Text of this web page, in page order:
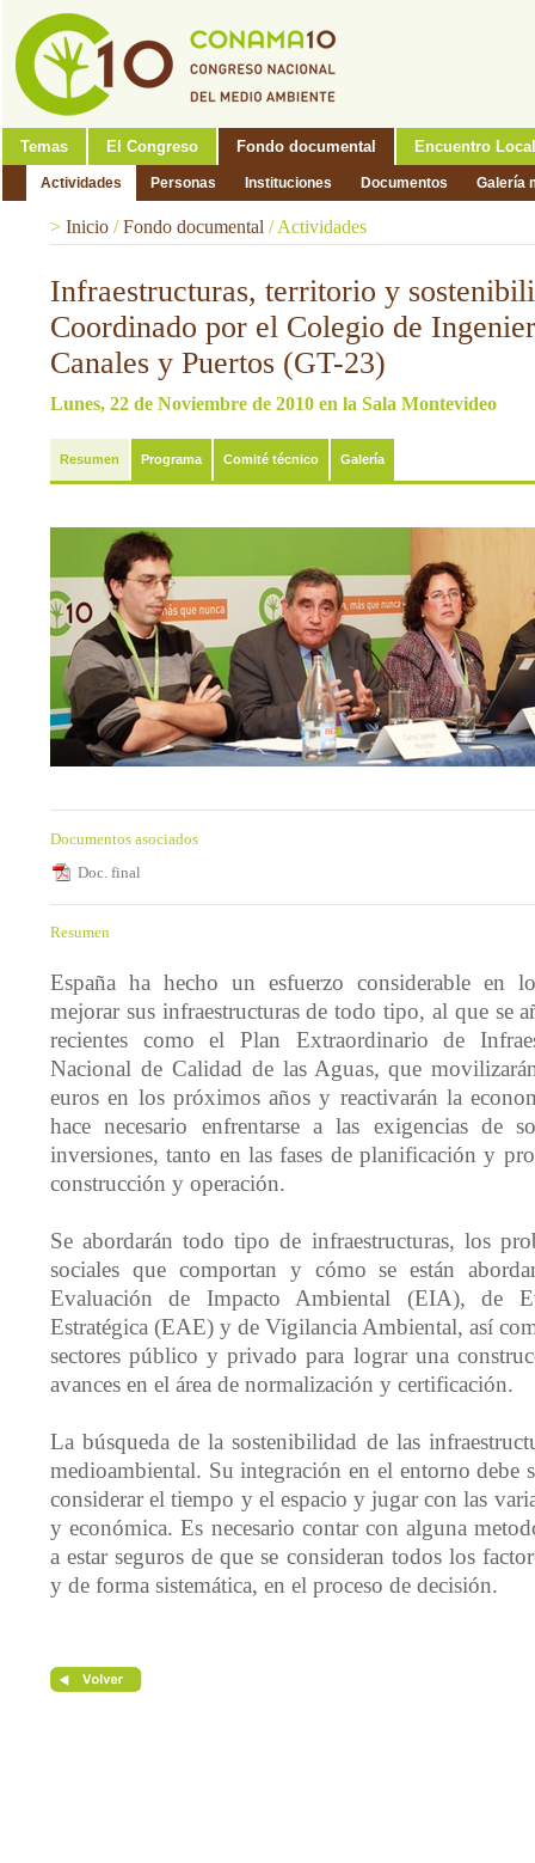
Temas El Congreso Fondo documental Encuentro Local
Actividades Personas Instituciones Documentos Galería
> Inicio /Fondo documental / Actividades
Infraestructuras, territorio y
Coordinado por el Colegio de
Canales y Puertos (GT-23)
Lunes, 22 de Noviembre de 2010 en la Sala Montevideo
Resumen Programa Comité técnico Galería
Documentos asociados
Doc. final
Resumen
España ha hecho un esfuerzo considerable en
mejorar sus infraestructuras de todo tipo, al que se
recientes como el Plan Extraordinario de
Nacional de Calidad de las Aguas, que
euros en los próximos años y reactivarán la
hace necesario enfrentarse a las exigencias de
inversiones, tanto en las fases de planificación y
construcción y operación.
Se abordarán todo tipo de infraestructuras, los
sociales que comportan y cómo se están
Evaluación de Impacto Ambiental (EIA), de
Estratégica (EAE) y de Vigilancia Ambiental, así
sectores público y privado para lograr una
avances en el área de normalización y certificación.
La búsqueda de la sostenibilidad de las
medioambiental. Su integración en el entorno debe
considerar el tiempo y el espacio y jugar con las
y económica. Es necesario contar con alguna
a estar seguros de que se consideran todos los
y de forma sistemática, en el proceso de decisión.